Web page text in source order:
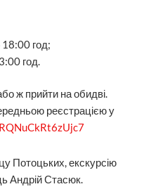
18:00 год;
год.
ж прийти на обидві.
реєстрацією у
Потоцьких, екскурсію
Андрій Стасюк.